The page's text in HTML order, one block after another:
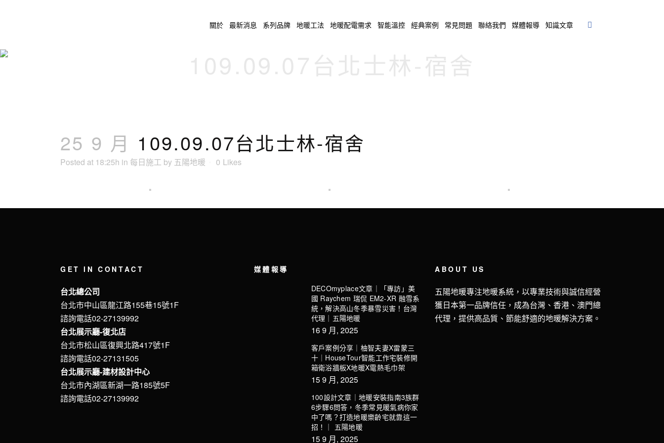
關於 最新消息 系列品牌 地暖工法 地暖配電需求 智能溫控 經典案例 常見問題 聯絡我們 媒體報導 知識文章
25 9 月 109.09.07台北士林-宿舍
Posted at 18:25h in 每日施工 by 五陽地暖 0 Likes
GET IN CONTACT
台北總公司
台北市中山區龍江路155巷15號1F
諮詢電話02-27139992
台北展示廳-復北店
台北市松山區復興北路417號1F
諮詢電話02-27131505
台北展示廳-建材設計中心
台北市內湖區新湖一路185號5F
諮詢電話02-27139992
媒體報導
DECOmyplace文章｜「專訪」美
國 Raychem 瑞侃 EM2-XR 融雪系
統，解決高山冬季暴雪災害！台灣
代理｜五陽地暖
16 9 月, 2025
客戶案例分享｜柚智夫妻X雷蒙三
十｜HouseTour智能工作宅裝修開
箱衛浴牆板X地暖X電熱毛巾架
15 9 月, 2025
100設計文章｜地暖安裝指南3族群
6步驟6問答，冬季常見暖氣病你家
中了嗎？打造地暖樂齡宅就靠這一
招！｜ 五陽地暖
15 9 月, 2025
ABOUT US
五陽地暖專注地暖系統，以專業技術與誠信經營
獲日本第一品牌信任，成為台灣、香港、澳門總
代理，提供高品質、節能舒適的地暖解決方案。